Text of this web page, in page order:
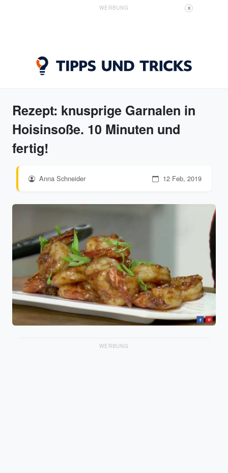
WERBUNG X
Rezept: knusprige Garnalen in
Hoisinsoße. 10 Minuten und
fertig!
Anna Schneider 12 Feb, 2019
WERBUNG